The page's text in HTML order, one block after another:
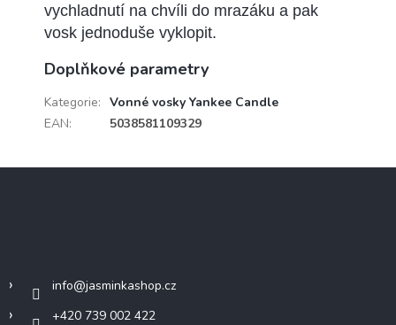
vychladnutí na chvíli do mrazáku a pak
vosk jednoduše vyklopit.
Doplňkové parametry
Kategorie: Vonné vosky Yankee Candle
EAN: 5038581109329
info@jasminkashop.cz
+420 739 002 422